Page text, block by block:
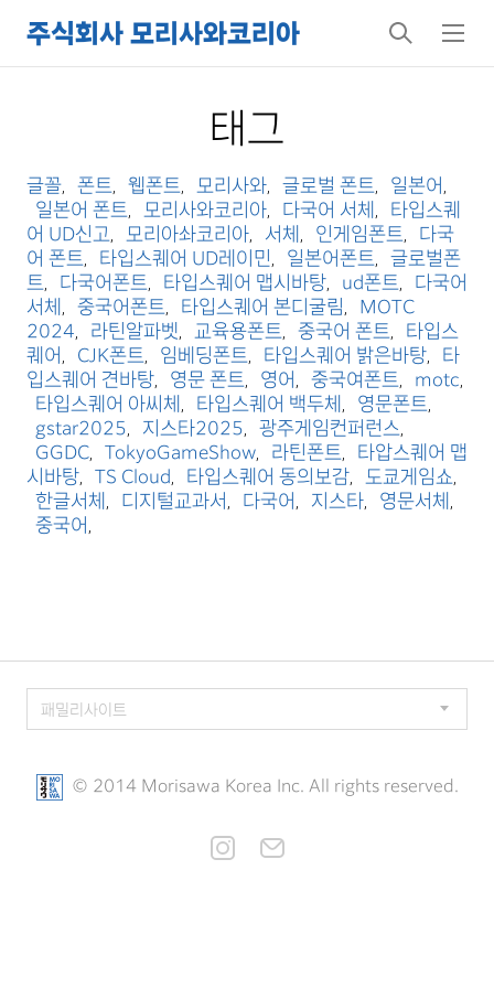
주식회사 모리사와코리아
검
메
태그
글꼴, 폰트, 웹폰트, 모리사와, 글로벌 폰트, 일본어,
일본어 폰트, 모리사와코리아, 다국어 서체,
타입스퀘
어 UD신고, 모리아솨코리아, 서체, 인게임폰트,
다국
어 폰트, 타입스퀘어 UD레이민, 일본어폰트,
글로벌폰
트, 다국어폰트, 타입스퀘어 맵시바탕, ud폰트,
다국어
서체, 중국어폰트, 타입스퀘어 본디굴림,
MOTC
2024, 라틴알파벳, 교육용폰트, 중국어 폰트,
타입스
퀘어, CJK폰트, 임베딩폰트, 타입스퀘어 밝은바탕,
타
입스퀘어 견바탕, 영문 폰트, 영어, 중국여폰트, motc,
타입스퀘어 아씨체, 타입스퀘어 백두체, 영문폰트,
gstar2025, 지스타2025, 광주게임컨퍼런스,
GGDC, TokyoGameShow, 라틴폰트,
타압스퀘어 맵
시바탕, TS Cloud, 타입스퀘어 동의보감, 도쿄게임쇼,
한글서체, 디지털교과서, 다국어, 지스타, 영문서체,
중국어,
© 2014 Morisawa Korea Inc. All rights reserved.